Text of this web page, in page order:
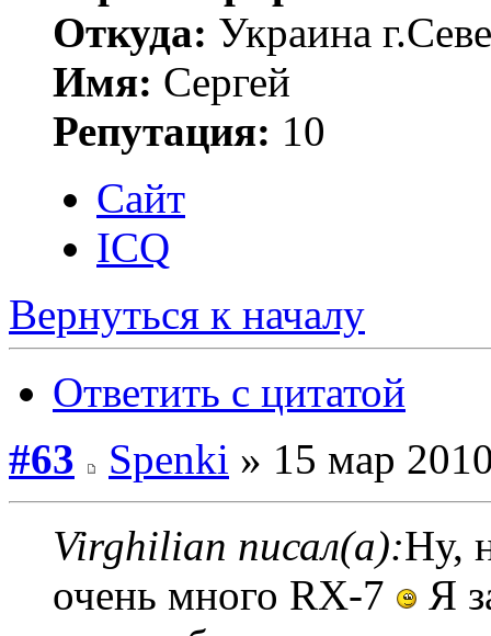
Откуда: Украина
Имя: Сергей
Репутация: 10
Сайт
ICQ
Вернуться к началу
Ответить с цитатой
#63
Spenki » 15 мар
Virghilian писал(а):Ну,
очень много RX-7
Я